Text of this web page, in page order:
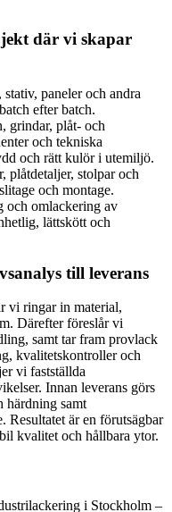
där vi skapar
paneler och andra
efter batch.
grindar, plåt- och
och tekniska
och rätt kulör i utemiljö.
plåtdetaljer, stolpar och
och montage.
och omlackering av
lättskött och
till leverans
vi ringar in material,
Därefter föreslår vi
samt tar fram provlack
kvalitetskontroller och
vi fastställda
Innan leverans görs
härdning samt
Resultatet är en förutsägbar
kvalitet och hållbara ytor.
i Stockholm –